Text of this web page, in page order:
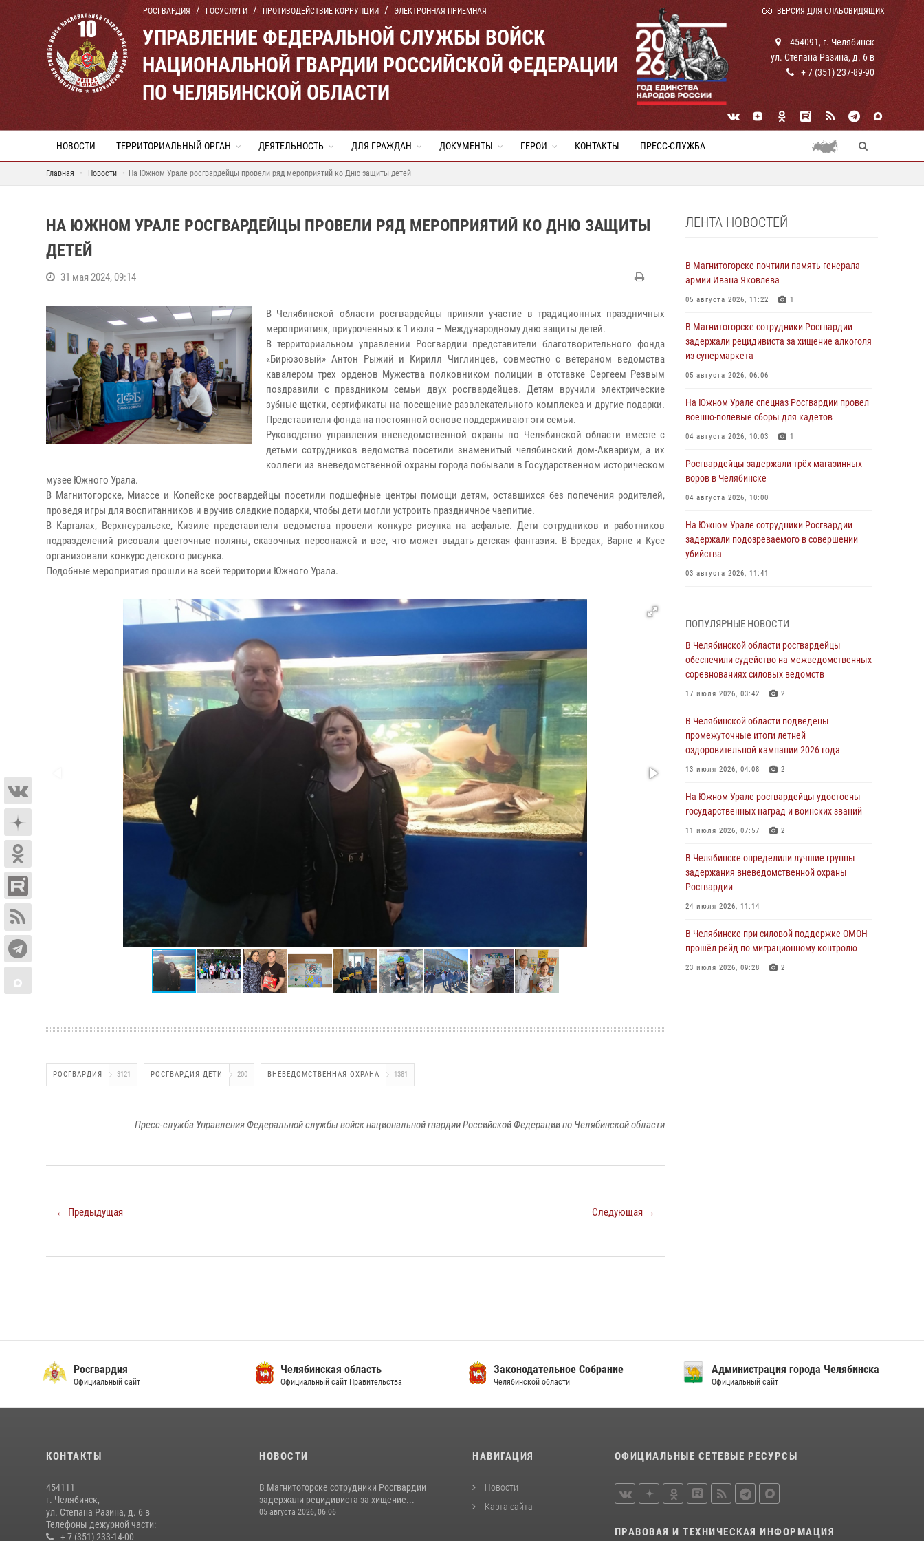
РОСГВАРДИЯ ГОСУСЛУГИ ПРОТИВОДЕЙСТВИЕ КОРРУПЦИИ ЭЛЕКТРОННАЯ ПРИЕМНАЯ ВЕРСИЯ ДЛЯ СЛАБОВИДЯЩИХ
УПРАВЛЕНИЕ ФЕДЕРАЛЬНОЙ СЛУЖБЫ ВОЙСК
НАЦИОНАЛЬНОЙ ГВАРДИИ РОССИЙСКОЙ ФЕДЕРАЦИИ
ПО ЧЕЛЯБИНСКОЙ ОБЛАСТИ
454091, г. Челябинск
ул. Степана Разина, д. 6 в
+ 7 (351) 237-89-90
НОВОСТИ ТЕРРИТОРИАЛЬНЫЙ ОРГАН ДЕЯТЕЛЬНОСТЬ ДЛЯ ГРАЖДАН ДОКУМЕНТЫ ГЕРОИ КОНТАКТЫ ПРЕСС-СЛУЖБА
Главная Новости На Южном Урале росгвардейцы провели ряд мероприятий ко Дню защиты детей
НА ЮЖНОМ УРАЛЕ РОСГВАРДЕЙЦЫ ПРОВЕЛИ РЯД МЕРОПРИЯТИЙ КО ДНЮ ЗАЩИТЫ
ДЕТЕЙ
31 мая 2024, 09:14
В Челябинской области росгвардейцы приняли участие в традиционных праздничных
мероприятиях, приуроченных к 1 июля – Международному дню защиты детей.
В территориальном управлении Росгвардии представители благотворительного фонда
«Бирюзовый» Антон Рыжий и Кирилл Чиглинцев, совместно с ветераном ведомства
кавалером трех орденов Мужества полковником полиции в отставке Сергеем Резвым
поздравили с праздником семьи двух росгвардейцев. Детям вручили электрические
зубные щетки, сертификаты на посещение развлекательного комплекса и другие подарки.
Представители фонда на постоянной основе поддерживают эти семьи.
Руководство управления вневедомственной охраны по Челябинской области вместе с
детьми сотрудников ведомства посетили знаменитый челябинский дом-Аквариум, а их
коллеги из вневедомственной охраны города побывали в Государственном историческом
музее Южного Урала.
В Магнитогорске, Миассе и Копейске росгвардейцы посетили подшефные центры помощи детям, оставшихся без попечения родителей,
проведя игры для воспитанников и вручив сладкие подарки, чтобы дети могли устроить праздничное чаепитие.
В Карталах, Верхнеуральске, Кизиле представители ведомства провели конкурс рисунка на асфальте. Дети сотрудников и работников
подразделений рисовали цветочные поляны, сказочных персонажей и все, что может выдать детская фантазия. В Бредах, Варне и Кусе
организовали конкурс детского рисунка.
Подобные мероприятия прошли на всей территории Южного Урала.
РОСГВАРДИЯ 3121 РОСГВАРДИЯ ДЕТИ 200 ВНЕВЕДОМСТВЕННАЯ ОХРАНА 1381
Пресс-служба Управления Федеральной службы войск национальной гвардии Российской Федерации по Челябинской области
← Предыдущая Следующая →
ЛЕНТА НОВОСТЕЙ
В Магнитогорске почтили память генерала
армии Ивана Яковлева
05 августа 2026, 11:22 1
В Магнитогорске сотрудники Росгвардии
задержали рецидивиста за хищение алкоголя
из супермаркета
05 августа 2026, 06:06
На Южном Урале спецназ Росгвардии провел
военно-полевые сборы для кадетов
04 августа 2026, 10:03 1
Росгвардейцы задержали трёх магазинных
воров в Челябинске
04 августа 2026, 10:00
На Южном Урале сотрудники Росгвардии
задержали подозреваемого в совершении
убийства
03 августа 2026, 11:41
грабеже
03 августа 2026, 11:25
Росгвардейцы обеспечили безопасность
празднования Дня ВДВ на Южном Урале
Авиация Росгвардии совершила более 250
санитарных вылетов в Донецкой Народной
Республике
Росгвардия обеспечивает безопасность
граждан на южном направлении
В Уральском округе Росгвардии состоялось
заседание оперативного штаба
30 июля 2026, 10:53
ПОПУЛЯРНЫЕ НОВОСТИ
В Челябинской области росгвардейцы
обеспечили судейство на межведомственных
соревнованиях силовых ведомств
17 июля 2026, 03:42 2
В Челябинской области подведены
промежуточные итоги летней
оздоровительной кампании 2026 года
13 июля 2026, 04:08 2
На Южном Урале росгвардейцы удостоены
государственных наград и воинских званий
11 июля 2026, 07:57 2
В Челябинске определили лучшие группы
задержания вневедомственной охраны
Росгвардии
24 июля 2026, 11:14
В Челябинске при силовой поддержке ОМОН
прошёл рейд по миграционному контролю
23 июля 2026, 09:28 2
Росгвардия
Официальный сайт
Челябинская область
Официальный сайт Правительства
Законодательное Собрание
Челябинской области
Администрация города Челябинска
Официальный сайт
КОНТАКТЫ
454111
г. Челябинск,
ул. Степана Разина, д. 6 в
Телефоны дежурной части:
+ 7 (351) 233-14-00
НОВОСТИ
В Магнитогорске сотрудники Росгвардии
задержали рецидивиста за хищение...
05 августа 2026, 06:06
НАВИГАЦИЯ
Новости
Карта сайта
ОФИЦИАЛЬНЫЕ СЕТЕВЫЕ РЕСУРСЫ
ПРАВОВАЯ И ТЕХНИЧЕСКАЯ ИНФОРМАЦИЯ